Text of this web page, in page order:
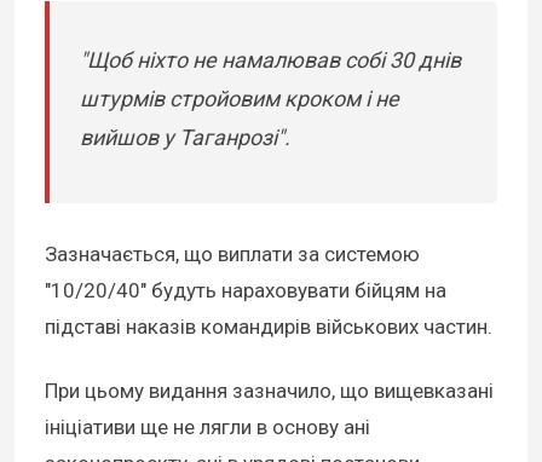
"Щоб ніхто не намалював собі 30 днів
штурмів стройовим кроком і не
вийшов у Таганрозі".
Зазначається, що виплати за системою
"10/20/40" будуть нараховувати бійцям на
підставі наказів командирів військових частин.
При цьому видання зазначило, що вищевказані
ініціативи ще не лягли в основу ані